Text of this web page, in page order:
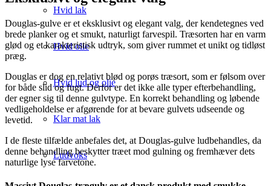
Hvid lak
Hvid olie
Hvid lud og olie
Klar mat lak
Ludvoks
Douglas-gulve er et eksklusivt og elegant valg, der kendetegnes ved
brede planker og et smukt, naturligt farvespil. Træsorten har en varm
glød og et karakteristisk udtryk, som giver rummet et unikt og tidløst
præg.
Douglas er dog en relativt blød og porøs træsort, som er følsom over
for både slid og fugt. Derfor er det ikke alle typer efterbehandling,
der egner sig til denne gulvtype. En korrekt behandling og løbende
vedligeholdelse er afgørende for at bevare gulvets udseende og
levetid.
I de fleste tilfælde anbefales det, at Douglas-gulve ludbehandles, da
denne behandling beskytter træet mod gulning og fremhæver dets
naturlige lyse farvetone.